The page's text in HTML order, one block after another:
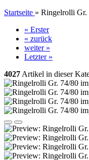
Startseite » Ringelrolli Gr.
« Erster
« zurück
weiter »
Letzter »
4027 Artikel in dieser